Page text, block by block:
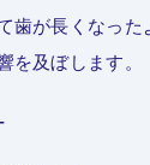
が長くなった
を及ぼします。